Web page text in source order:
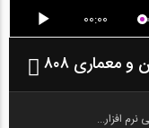
00:00
۸۰۸
افزار...